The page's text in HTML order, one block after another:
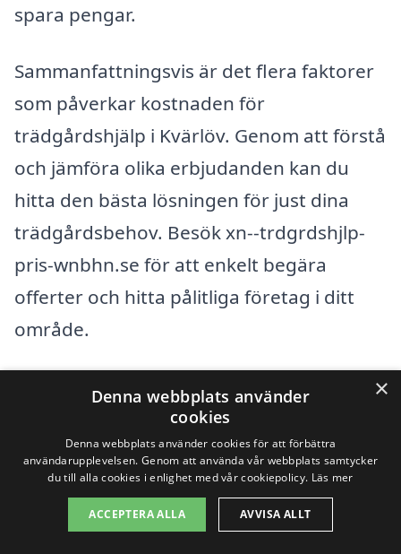
spara pengar.
Sammanfattningsvis är det flera faktorer
som påverkar kostnaden för
trädgårdshjälp i Kvärlöv. Genom att förstå
och jämföra olika erbjudanden kan du
hitta den bästa lösningen för just dina
trädgårdsbehov. Besök xn--trdgrdshjlp-
pris-wnbhn.se för att enkelt begära
offerter och hitta pålitliga företag i ditt
område.
Få 3 erbjudanden, gratis och utan
Sök efter en
×
Denna webbplats använder
cookies
Denna webbplats använder cookies för att förbättra
användarupplevelsen. Genom att använda vår webbplats samtycker
du till alla cookies i enlighet med vår cookiepolicy. Läs mer
ACCEPTERA ALLA AVVISA ALLT